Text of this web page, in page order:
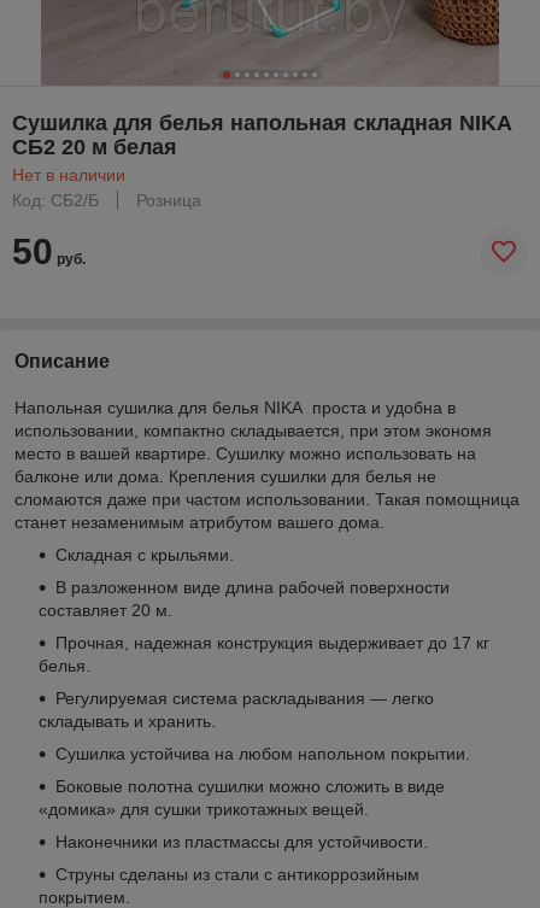
Сушилка для белья напольная складная NIKA
СБ2 20 м белая
Нет в наличии
Код: СБ2/Б
Розница
50 руб.
Описание
Напольная сушилка для белья NIKA проста и удобна в
использовании, компактно складывается, при этом экономя
место в вашей квартире. Сушилку можно использовать на
балконе или дома. Крепления сушилки для белья не
сломаются даже при частом использовании. Такая помощница
станет незаменимым атрибутом вашего дома.
Складная с крыльями.
В разложенном виде длина рабочей поверхности
составляет 20 м.
Прочная, надежная конструкция выдерживает до 17 кг
белья.
Регулируемая система раскладывания — легко
складывать и хранить.
Сушилка устойчива на любом напольном покрытии.
Боковые полотна сушилки можно сложить в виде
«домика» для сушки трикотажных вещей.
Наконечники из пластмассы для устойчивости.
Струны сделаны из стали с антикоррозийным
покрытием.